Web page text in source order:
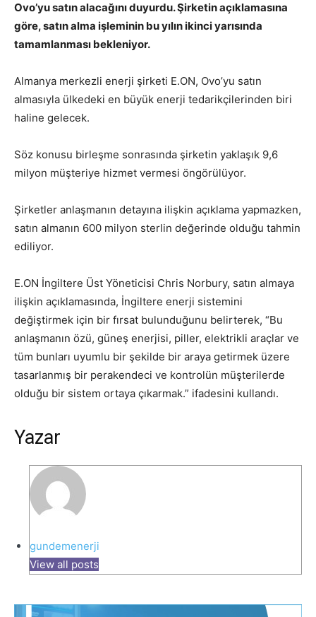
Ovo’yu satın alacağını duyurdu. Şirketin açıklamasına
göre, satın alma işleminin bu yılın ikinci yarısında
tamamlanması bekleniyor.
Almanya merkezli enerji şirketi E.ON,​​​​​​​ Ovo’yu satın
almasıyla ülkedeki en büyük enerji tedarikçilerinden biri
haline gelecek.
Söz konusu birleşme sonrasında şirketin yaklaşık 9,6
milyon müşteriye hizmet vermesi öngörülüyor.
Şirketler anlaşmanın detayına ilişkin açıklama yapmazken,
satın almanın 600 milyon sterlin değerinde olduğu tahmin
ediliyor.
E.ON İngiltere Üst Yöneticisi Chris Norbury, satın almaya
ilişkin açıklamasında, İngiltere enerji sistemini
değiştirmek için bir fırsat bulunduğunu belirterek, “Bu
anlaşmanın özü, güneş enerjisi, piller, elektrikli araçlar ve
tüm bunları uyumlu bir şekilde bir araya getirmek üzere
tasarlanmış bir perakendeci ve kontrolün müşterilerde
olduğu bir sistem ortaya çıkarmak.” ifadesini kullandı.
Yazar
gundemenerji
View all posts